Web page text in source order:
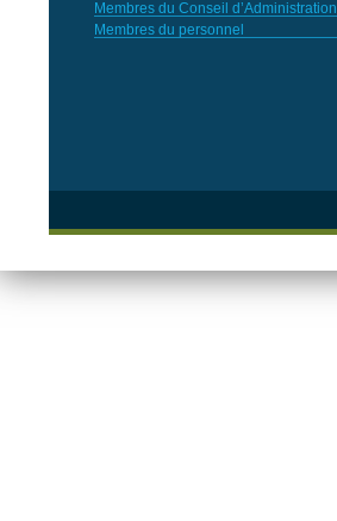
Membres du Conseil d’Administration
Membres du personnel